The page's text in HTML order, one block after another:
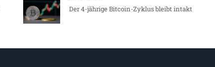
Der 4-jährige Bitcoin-Zyklus bleibt intakt